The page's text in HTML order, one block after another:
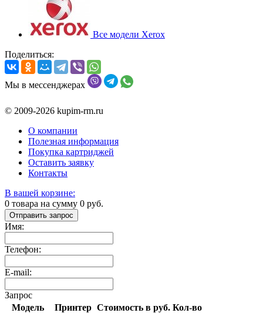
Все модели Xerox
Поделиться:
Мы в мессенджерах
© 2009-2026 kupim-rm.ru
О компании
Полезная информация
Покупка картриджей
Оставить заявку
Контакты
В вашей корзине:
0 товара на сумму 0 руб.
Отправить запрос
Имя:
Телефон:
E-mail:
Запрос
Модель
Принтер Стоимость в руб. Кол-во